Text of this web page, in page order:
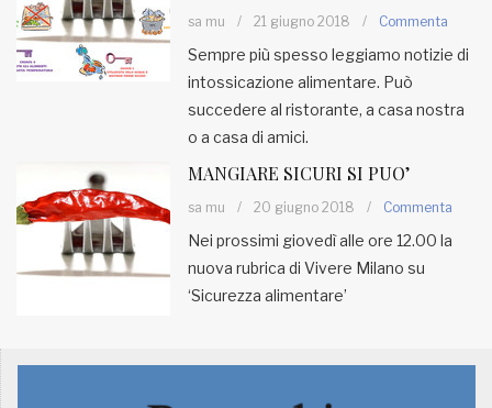
sa mu / 21 giugno 2018 / Commenta
Sempre più spesso leggiamo notizie di
intossicazione alimentare. Può
succedere al ristorante, a casa nostra
o a casa di amici.
MANGIARE SICURI SI PUO’
sa mu / 20 giugno 2018 / Commenta
Nei prossimi giovedì alle ore 12.00 la
nuova rubrica di Vivere Milano su
‘Sicurezza alimentare’